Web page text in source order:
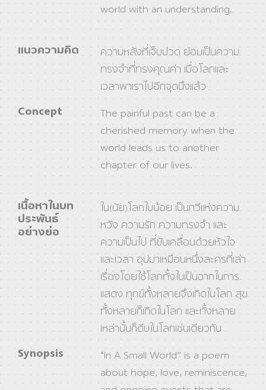
world with an understanding.
แนวความคิด
ความหลังที่เจ็บปวด ย่อมเป็นความ
ทรงจำที่ทรงคุณค่า เมื่อโลกและ
เวลาพาเราไปอีกจุดนึงแล้ว
Concept
The painful past can be a
cherished memory when the
world leads us to another
chapter of our lives.
เนื้อหาในบท
ประพันธ์
อย่างย่อ
ใน(นัย)โลกใบน้อย เป็นกวีแห่งความ
หวัง ความรัก ความทรงจำ และ
ความเป็นไป ที่ขับเคลื่อนด้วยหัวใจ
และเวลา อุปมาเหมือนหนึ่งละครที่เล่า
เรื่องโดยใช้โลกทั้งใบเป็นฉากในการ
แสดง ทุกข์ทั้งหลายจึงเกิดในโลก สุข
ทั้งหลายก็เกิดในโลก และทั้งหลาย
เหล่านั้นก็ดีบในโลกเช่นเดียวกัน
Synopsis
“In A Small World” is a poem
about hope, love, reminiscence,